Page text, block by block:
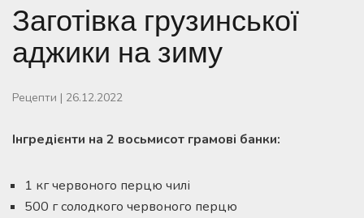
Заготівка грузинської
аджики на зиму
Рецепти | 26.12.2022
Інгредієнти на 2 восьмисот грамові банки:
1 кг червоного перцю чилі
500 г солодкого червоного перцю